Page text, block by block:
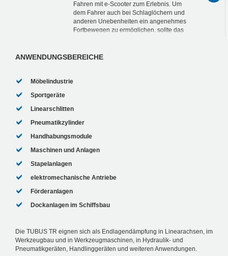
Fahren mit e-Scooter zum Erlebnis. Um
dem Fahrer auch bei Schlaglöchern und
anderen Unebenheiten ein angenehmes
Fortbewegen zu ermöglichen, sollte das
ANWENDUNGSBEREICHE
Möbelindustrie
Sportgeräte
Linearschlitten
Pneumatikzylinder
Handhabungsmodule
Maschinen und Anlagen
Stapelanlagen
elektromechanische Antriebe
Förderanlagen
Dockanlagen im Schiffsbau
Die TUBUS TR eignen sich als Endlagendämpfung in Linearachsen, im
Werkzeugbau und in Werkzeugmaschinen, in Hydraulik- und
Pneumatikgeräten, Handlinggeräten und weiteren Anwendungen.